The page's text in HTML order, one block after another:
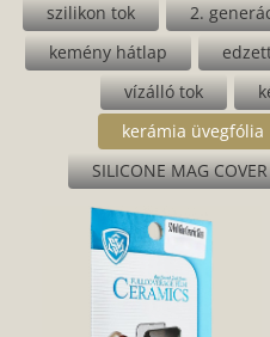
szilikon tok
2.
kemény hátlap
vízálló tok
kerámia üvegfólia
SILICONE MAG